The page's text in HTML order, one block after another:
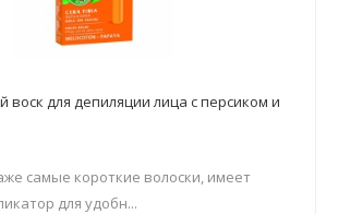
воск для депиляции лица с персиком и
самые короткие волоски, имеет
для удобн...